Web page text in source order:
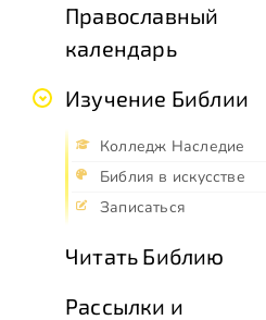
Православный
календарь
Изучение Библии
Колледж Наследие
Библия в искусстве
Записаться
Читать Библию
Рассылки и